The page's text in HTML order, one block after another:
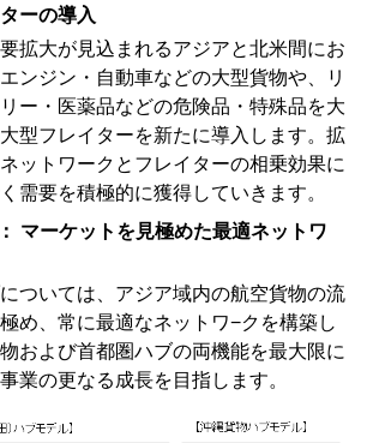
ーの導入
拡大が見込まれるアジアと北米間にお
ンジン・自動車などの大型貨物や、リ
ー・医薬品などの危険品・特殊品を大
型フレイターを新たに導入します。拡
ットワークとフレイターの相乗効果に
需要を積極的に獲得していきます。
マーケットを見極めた最適ネットワ
ついては、アジア域内の航空貨物の流
め、常に最適なネットワ−クを構築し
および首都圏ハブの両機能を最大限に
業の更なる成長を目指します。